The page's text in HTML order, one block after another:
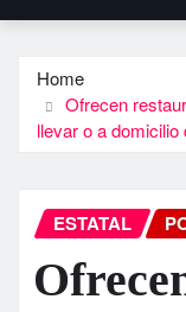
Home
Ofrecen
llevar o a
ESTATAL